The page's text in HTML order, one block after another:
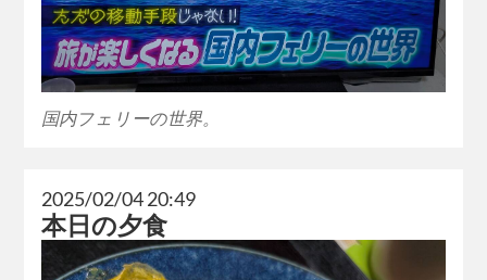
国内フェリーの世界。
2025/02/04 20:49
本日の夕食